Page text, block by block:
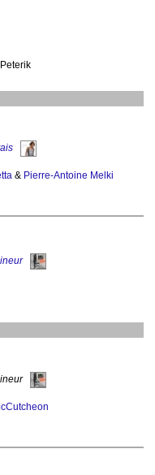
& Pierre-Antoine Melki